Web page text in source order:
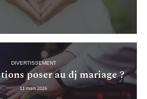
DIVERTISSEMENT
poser au dj mariage ?
11 mars 2026